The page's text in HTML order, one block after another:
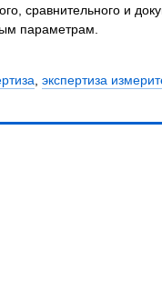
сравнительного и
параметрам.
, экспертиза